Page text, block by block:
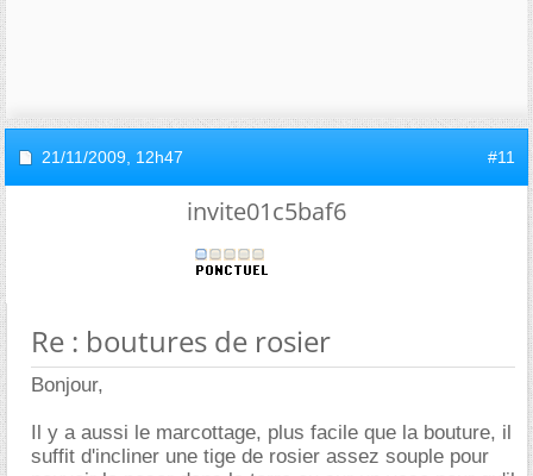
21/11/2009, 12h47 #11
invite01c5baf6
Re : boutures de rosier
Bonjour,
Il y a aussi le marcottage, plus facile que la bouture, il
suffit d'incliner une tige de rosier assez souple pour